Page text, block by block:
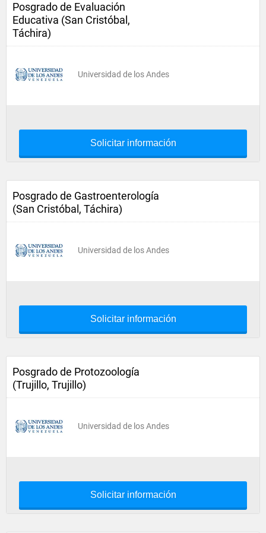
Posgrado de Evaluación
Educativa (San Cristóbal,
Táchira)
Universidad de los Andes
Solicitar información
Posgrado de Gastroenterología
(San Cristóbal, Táchira)
Universidad de los Andes
Solicitar información
Posgrado de Protozoología
(Trujillo, Trujillo)
Universidad de los Andes
Solicitar información